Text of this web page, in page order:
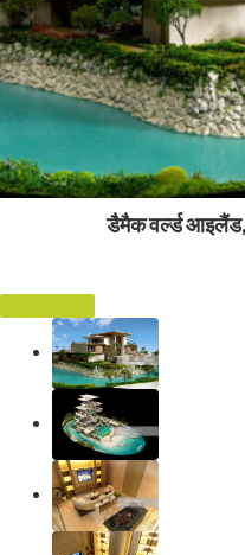
डैमैक वर्ल्ड आइलैंड,